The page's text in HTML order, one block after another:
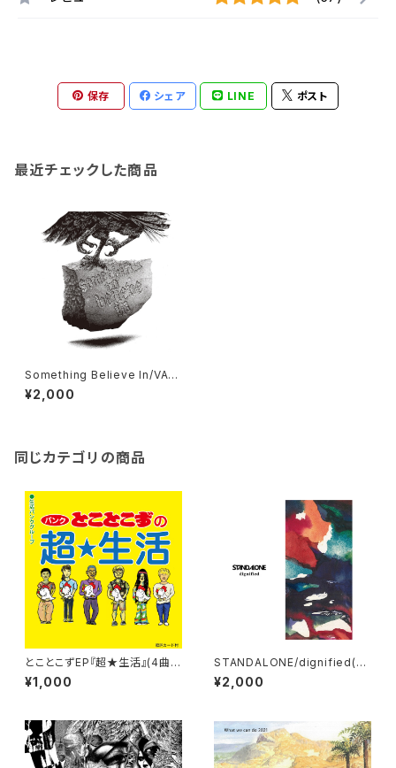
保存 シェア LINE ポスト
最近チェックした商品
Something Believe In/VA
(2CD)
¥2,000
同じカテゴリの商品
とことこずEP『超★生活』(4曲入
り+特典あり)
¥1,000
STANDALONE/dignified(C
D)
¥2,000